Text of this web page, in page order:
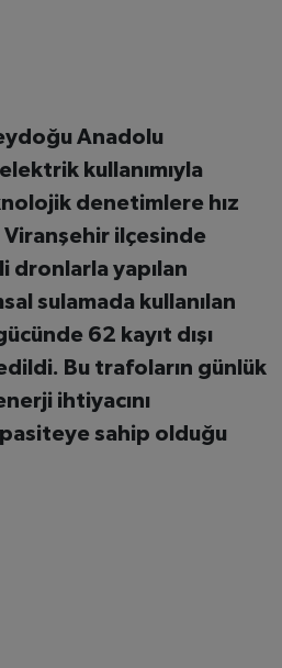
Anadolu
kullanımıyla
denetimlere hız
Viranşehirilçesinde
dronlarla yapılan
sulamada kullanılan
62 kayıt dışı
Bu trafoların günlük
ihtiyacını
sahip olduğu